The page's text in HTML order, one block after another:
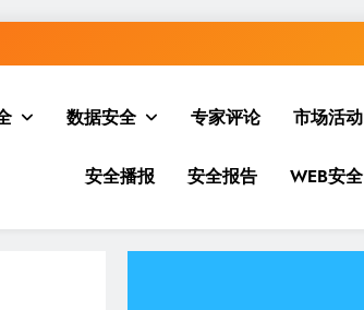
数据安全 专家评论 市场活动
安全播报 安全报告 WEB安全